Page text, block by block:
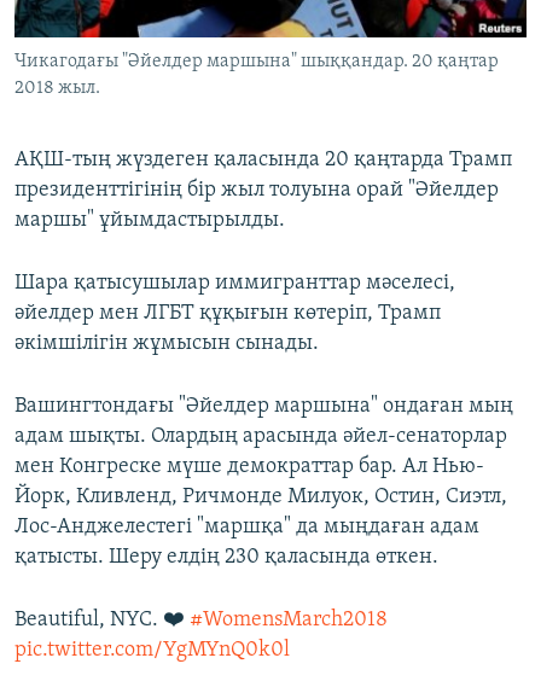
ЖАЗЫЛЫҢЫЗ
Чикагодағы "Әйелдер маршына" шыққандар. 20 қаңтар
2018 жыл.
АҚШ-тың жүздеген қаласында 20 қаңтарда Трамп
президенттігінің бір жыл толуына орай "Әйелдер
маршы" ұйымдастырылды.
Шара қатысушылар иммигранттар мәселесі,
әйелдер мен ЛГБТ құқығын көтеріп, Трамп
әкімшілігін жұмысын сынады.
Вашингтондағы "Әйелдер маршына" ондаған мың
адам шықты. Олардың арасында әйел-сенаторлар
мен Конгреске мүше демократтар бар. Ал Нью-
Йорк, Кливленд, Ричмонде Милуок, Остин, Сиэтл,
Лос-Анджелестегі "маршқа" да мыңдаған адам
қатысты. Шеру елдің 230 қаласында өткен.
Beautiful, NYC. ❤️ #WomensMarch2018
pic.twitter.com/YgMYnQ0k0l